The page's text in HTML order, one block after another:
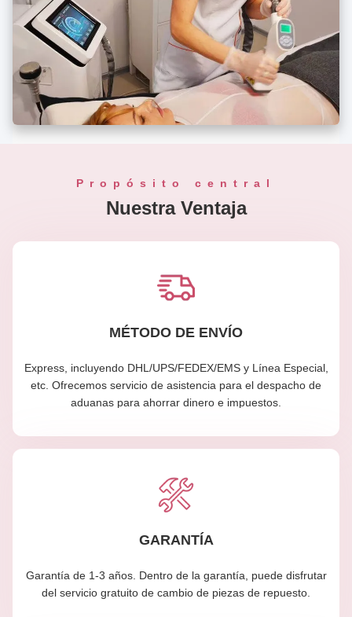
Propósito central
Nuestra Ventaja
MÉTODO DE ENVÍO
Express, incluyendo DHL/UPS/FEDEX/EMS y Línea Especial,
etc. Ofrecemos servicio de asistencia para el despacho de
aduanas para ahorrar dinero e impuestos.
GARANTÍA
Garantía de 1-3 años. Dentro de la garantía, puede disfrutar
del servicio gratuito de cambio de piezas de repuesto.